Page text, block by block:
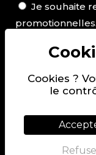
Cookies ?
le
Je souhaite
promotionnelles.
Suivez-nous